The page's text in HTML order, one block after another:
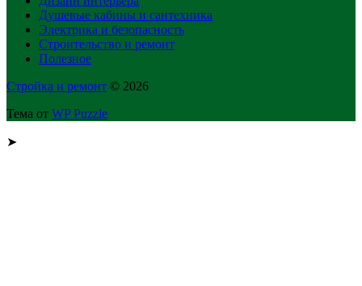
Душевые кабины и сантехника
Электрика и безопасность
Строительство и ремонт
Полезное
Стройка и ремонт © 2026
Тема от WP Puzzle
➤